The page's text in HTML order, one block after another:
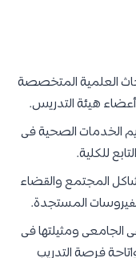
العلمية المتخصصة
أعضاء هيئة التدريس.
الخدمات الصحية فى
للكلية.
المجتمع والقضاء
المستجدة.
الجامعى ومثيلتها فى
فرصة التدريب